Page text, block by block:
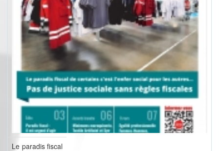
Le paradis fiscal